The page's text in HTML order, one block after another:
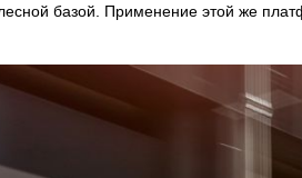
базой. Применение этой же